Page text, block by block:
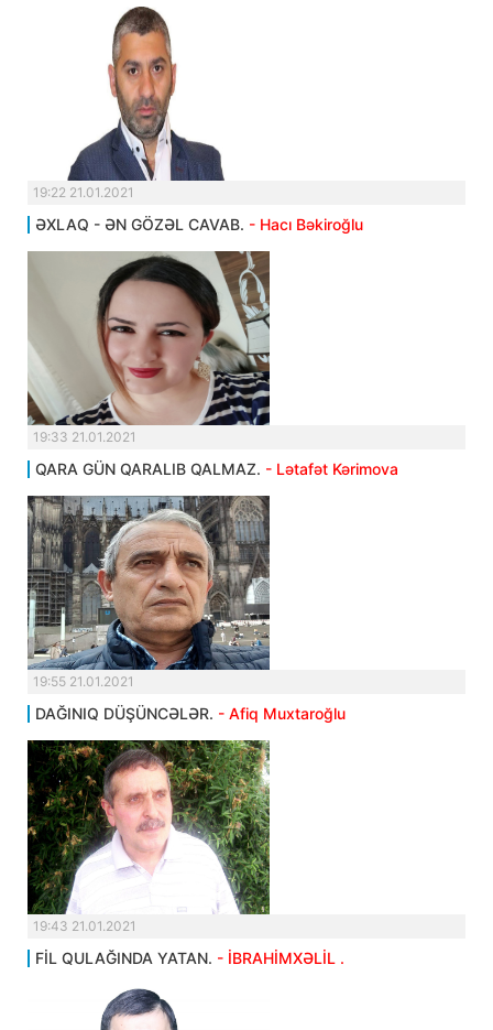
19:22 21.01.2021
ƏXLAQ - ƏN GÖZƏL CAVAB. - Hacı Bəkiroğlu
19:33 21.01.2021
QARA GÜN QARALIB QALMAZ. - Lətafət Kərimova
19:55 21.01.2021
DAĞINIQ DÜŞÜNCƏLƏR. - Afiq Muxtaroğlu
19:43 21.01.2021
FİL QULAĞINDA YATAN. - İBRAHİMXƏLİL .